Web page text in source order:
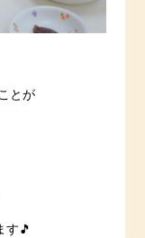
とが
す🎵